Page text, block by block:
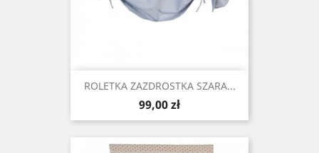
ROLETKA ZAZDROSTKA SZARA...
Cena
99,00 zł